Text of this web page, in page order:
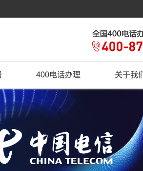
400电话办理 关于我们